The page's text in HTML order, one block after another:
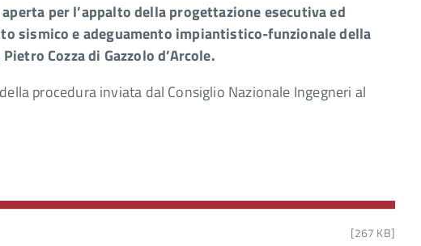
per l’appalto della progettazione esecutiva ed
sismico e adeguamento impiantistico-funzionale della
Cozza di Gazzolo d’Arcole.
procedura inviata dal Consiglio Nazionale Ingegneri al
[267 KB]